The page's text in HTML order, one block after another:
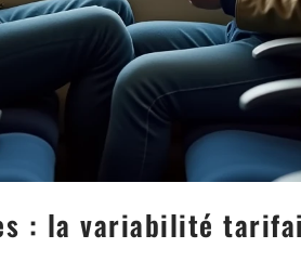
: la variabilité